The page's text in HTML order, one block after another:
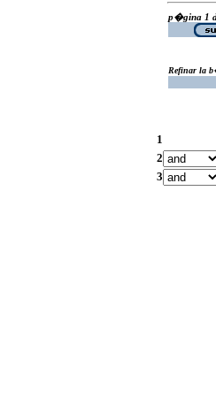
p�gina 1
Refinar la
1
2
3